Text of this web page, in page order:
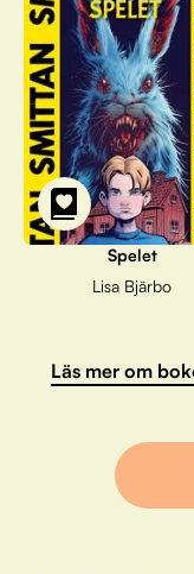
Spelet
Lisa Bjärbo
Läs mer om